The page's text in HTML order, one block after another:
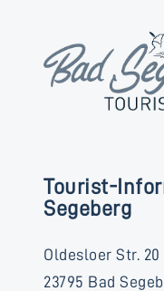
Tourist-
Segeberg
Oldesloer Str. 20
23795 Bad